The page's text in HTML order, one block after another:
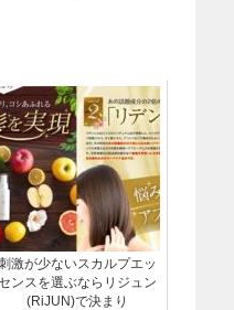
激が少ないスカルプエッ
ンスを選ぶならリジュン
(RiJUN)で決まり